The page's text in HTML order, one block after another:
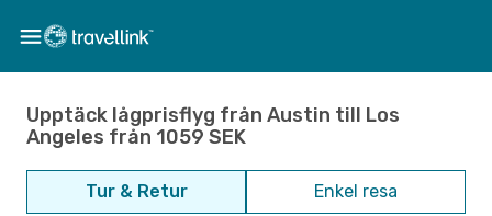
Upptäck lågprisflyg från Austin till Los
Angeles från 1059 SEK
Tur & Retur Enkel resa